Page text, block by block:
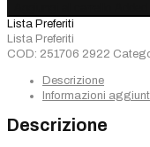
Joseph
Ribkoff
quantità
Lista Preferiti
Lista Preferiti
COD: 251706 2922
Descrizione
Informazioni
Descrizione